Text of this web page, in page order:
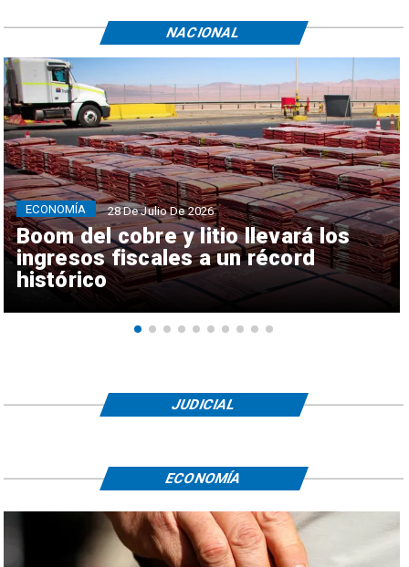
Boom del cobre y litio llevará los
ingresos fiscales a un récord
histórico
ECONOMÍA 28 De Julio De 2026
NACIONAL
JUDICIAL
ECONOMÍA